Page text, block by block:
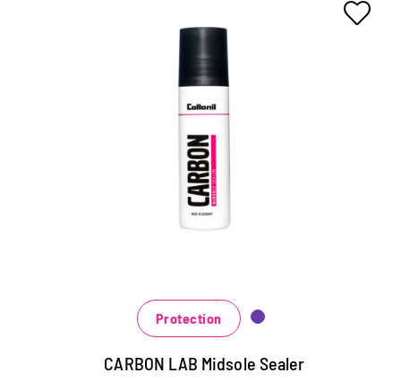
Sceller pour MODSES
Scellage très efficace de la semelle intermédiaire
Protège efficacement de la contamination
Protection
CARBON LAB Midsole Sealer